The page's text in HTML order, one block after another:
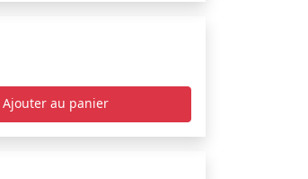
Ajouter au panier